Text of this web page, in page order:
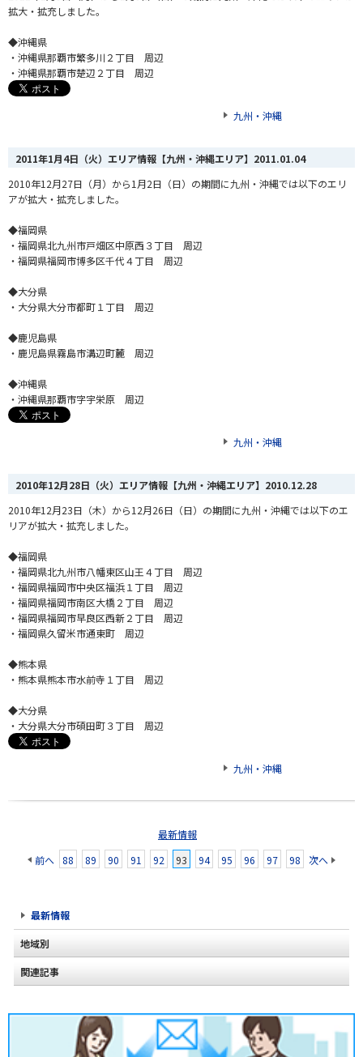
拡大・拡充しました。
◆沖縄県
・沖縄県那覇市繁多川２丁目 周辺
・沖縄県那覇市楚辺２丁目 周辺
九州・沖縄
2011年1月4日（火）エリア情報【九州・沖縄エリア】 2011.01.04
2010年12月27日（月）から1月2日（日）の期間に九州・沖縄では以下のエリ
アが拡大・拡充しました。
◆福岡県
・福岡県北九州市戸畑区中原西３丁目 周辺
・福岡県福岡市博多区千代４丁目 周辺
◆大分県
・大分県大分市都町１丁目 周辺
◆鹿児島県
・鹿児島県霧島市溝辺町麓 周辺
◆沖縄県
・沖縄県那覇市字宇栄原 周辺
九州・沖縄
2010年12月28日（火）エリア情報【九州・沖縄エリア】 2010.12.28
2010年12月23日（木）から12月26日（日）の期間に九州・沖縄では以下のエ
リアが拡大・拡充しました。
◆福岡県
・福岡県北九州市八幡東区山王４丁目 周辺
・福岡県福岡市中央区福浜１丁目 周辺
・福岡県福岡市南区大橋２丁目 周辺
・福岡県福岡市早良区西新２丁目 周辺
・福岡県久留米市通東町 周辺
◆熊本県
・熊本県熊本市水前寺１丁目 周辺
◆大分県
・大分県大分市碩田町３丁目 周辺
九州・沖縄
最新情報
前へ
88 89 90 91 92 93 94 95 96 97 98 次へ
最新情報
地域別
北海道
関連記事